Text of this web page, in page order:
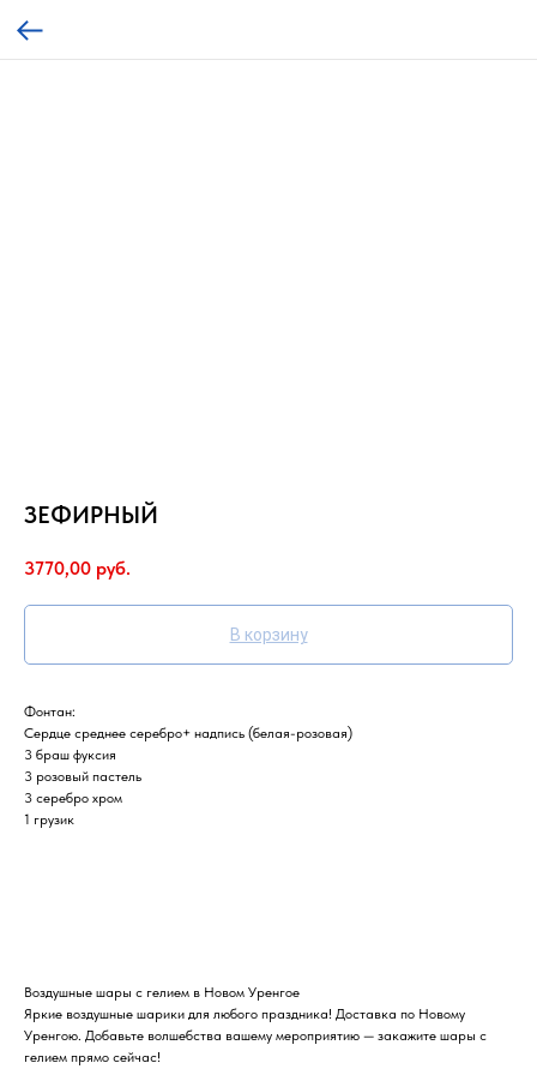
ЗЕФИРНЫЙ
3770,00 руб.
В корзину
Фонтан:
Сердце среднее серебро+ надпись (белая-розовая)
3 браш фуксия
3 розовый пастель
3 серебро хром
1 грузик
Воздушные шары с гелием в Новом Уренгое
Яркие воздушные шарики для любого праздника! Доставка по Новому
Уренгою. Добавьте волшебства вашему мероприятию — закажите шары с
гелием прямо сейчас!